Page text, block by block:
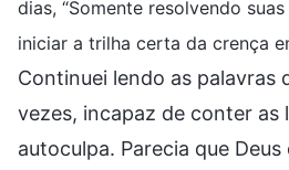
dias, “Somente resolvendo
iniciar a trilha certa da crença
Continuei lendo as palavras
vezes, incapaz de conter as
autoculpa. Parecia que Deus